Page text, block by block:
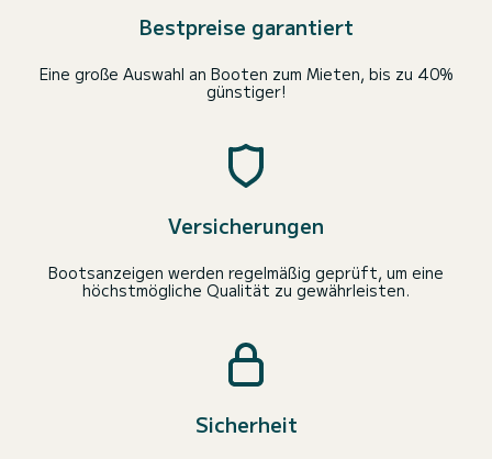
Bestpreise garantiert
Eine große Auswahl an Booten zum Mieten, bis zu 40%
günstiger!
Versicherungen
Bootsanzeigen werden regelmäßig geprüft, um eine
höchstmögliche Qualität zu gewährleisten.
Sicherheit